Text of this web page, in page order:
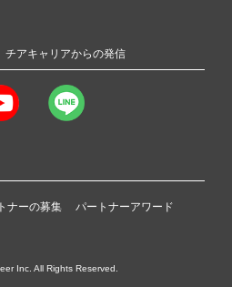
チアキャリアからの発信
ナーの募集 パートナーアワード
Inc. All Rights Reserved.